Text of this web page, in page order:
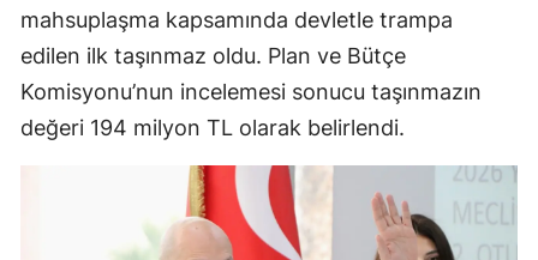
mahsuplaşma kapsamında devletle trampa
edilen ilk taşınmaz oldu. Plan ve Bütçe
Komisyonu’nun incelemesi sonucu taşınmazın
değeri 194 milyon TL olarak belirlendi.